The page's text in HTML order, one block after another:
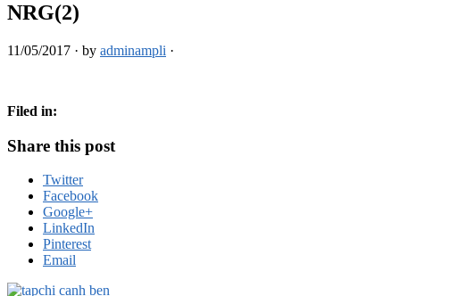
NRG(2)
11/05/2017 · by adminampli ·
Filed in:
Share this post
Twitter
Facebook
Google+
LinkedIn
Pinterest
Email